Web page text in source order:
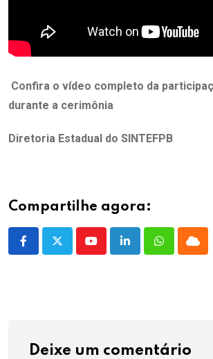
Confira o vídeo completo da
durante a cerimônia
Diretoria Estadual do SINTEFPB
Compartilhe agora:
YoutubeLinkedInWhatsappCloud
Deixe um comentário